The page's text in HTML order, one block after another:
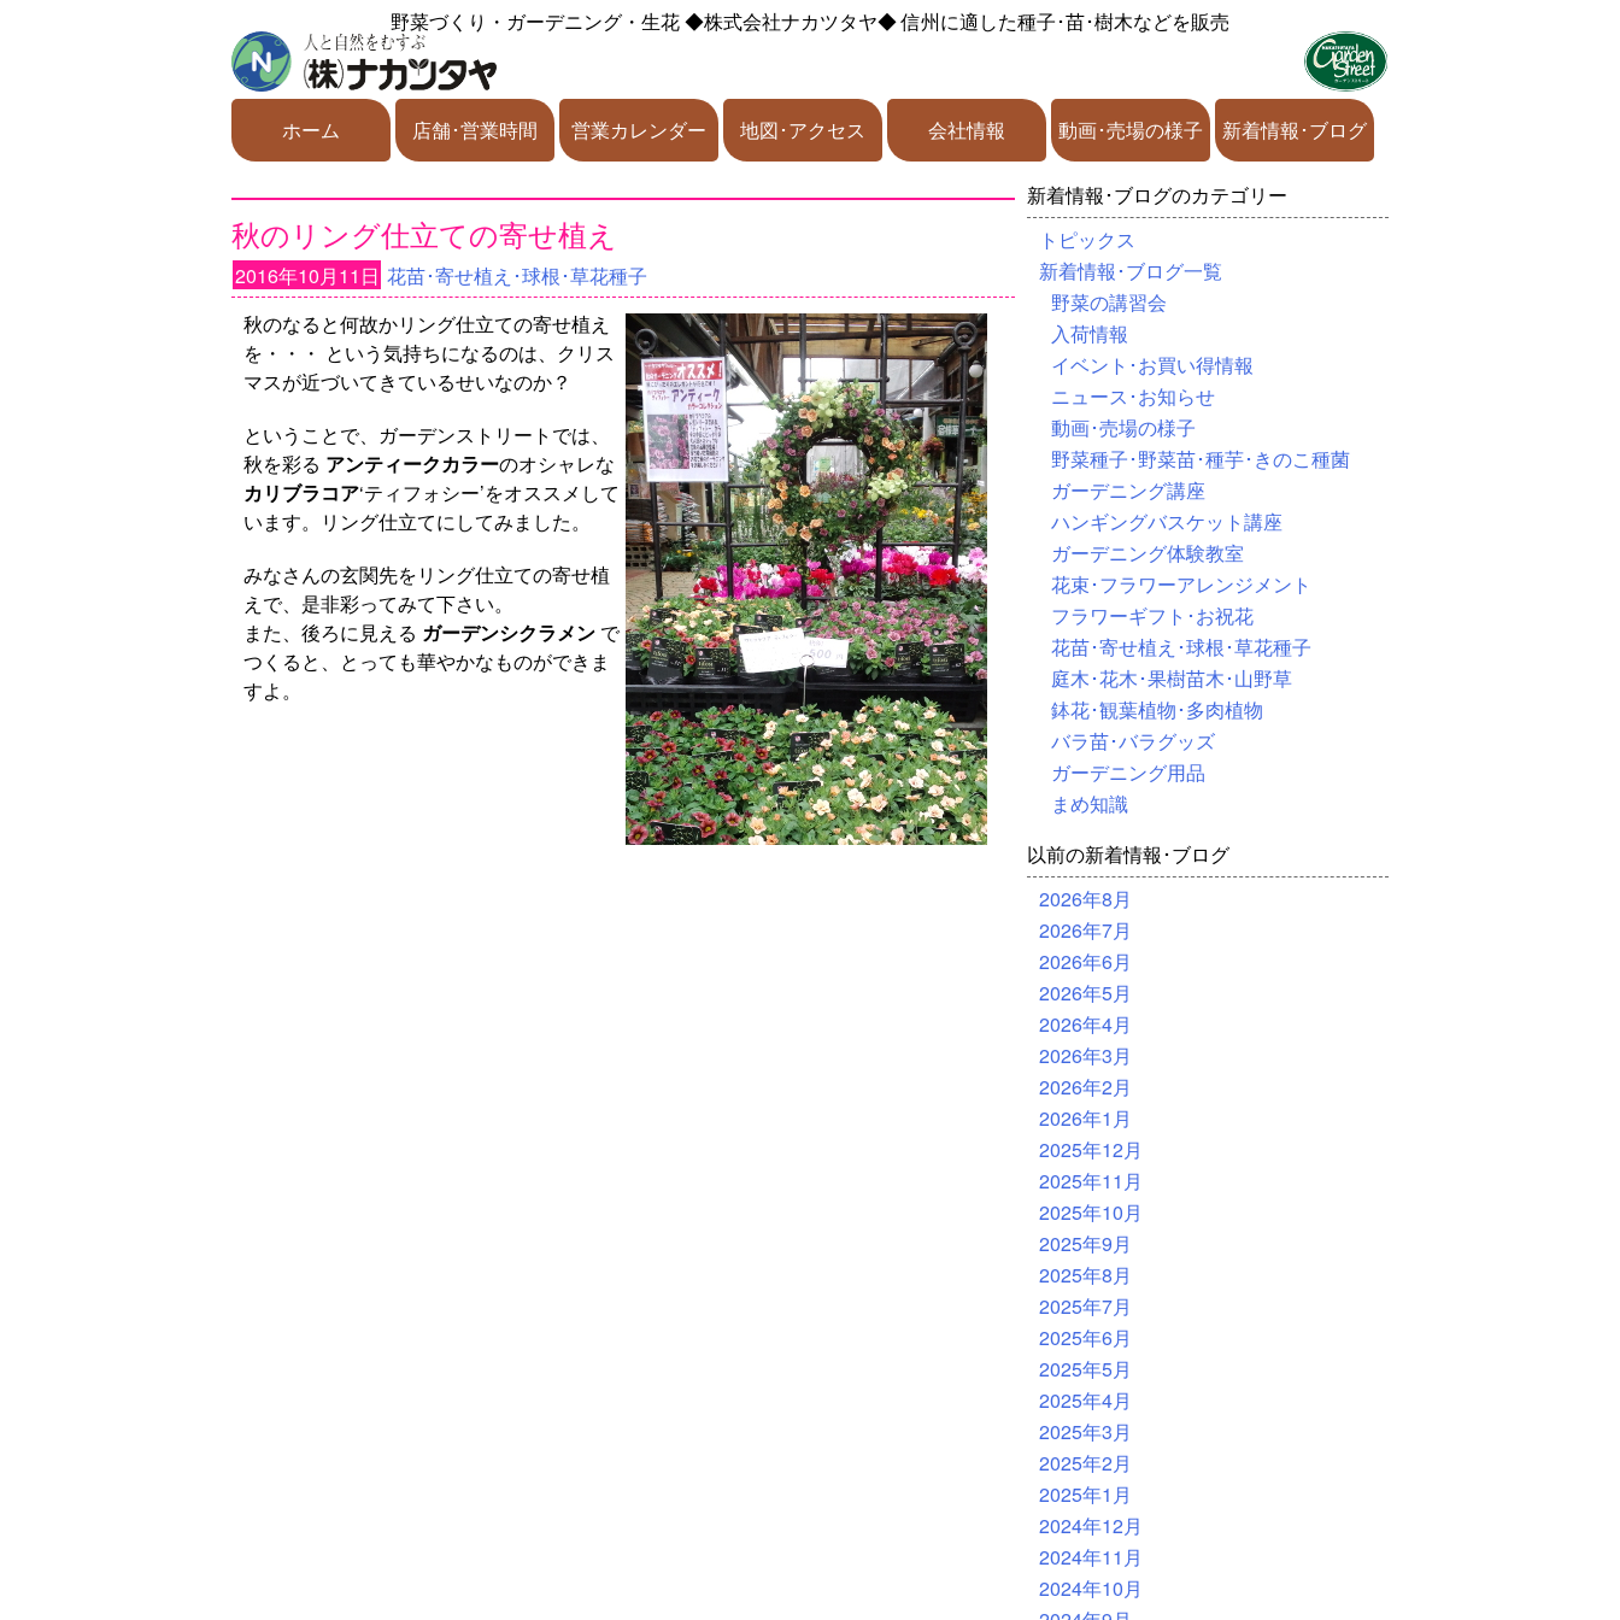
野菜づくり・ガーデニング・生花◆株式会社ナカツタヤ◆信州に適した種子･苗･樹木などを販売
ホーム 店舗･営業時間 営業カレンダー 地図･アクセス 会社情報 動画･売場の様子 新着情報･ブログ
秋のリング仕立ての寄せ植え
2016年10月11日 花苗･寄せ植え･球根･草花種子
秋のなると何故かリング仕立ての寄せ植え
を・・・ という気持ちになるのは、クリス
マスが近づいてきているせいなのか？
ということで、ガーデンストリートでは、
秋を彩る アンティークカラーのオシャレな
カリブラコア‘ティフォシー’をオススメして
います。リング仕立てにしてみました。
みなさんの玄関先をリング仕立ての寄せ植
えで、是非彩ってみて下さい。
また、後ろに見える ガーデンシクラメン で
つくると、とっても華やかなものができま
すよ。
新着情報･ブログのカテゴリー
トピックス
新着情報･ブログ一覧
野菜の講習会
入荷情報
イベント･お買い得情報
ニュース･お知らせ
動画･売場の様子
野菜種子･野菜苗･種芋･きのこ種菌
ガーデニング講座
ハンギングバスケット講座
ガーデニング体験教室
花束･フラワーアレンジメント
フラワーギフト･お祝花
花苗･寄せ植え･球根･草花種子
庭木･花木･果樹苗木･山野草
鉢花･観葉植物･多肉植物
バラ苗･バラグッズ
ガーデニング用品
まめ知識
以前の新着情報･ブログ
2026年8月
2026年7月
2026年6月
2026年5月
2026年4月
2026年3月
2026年2月
2026年1月
2025年12月
2025年11月
2025年10月
2025年9月
2025年8月
2025年7月
2025年6月
2025年5月
2025年4月
2025年3月
2025年2月
2025年1月
2024年12月
2024年11月
2024年10月